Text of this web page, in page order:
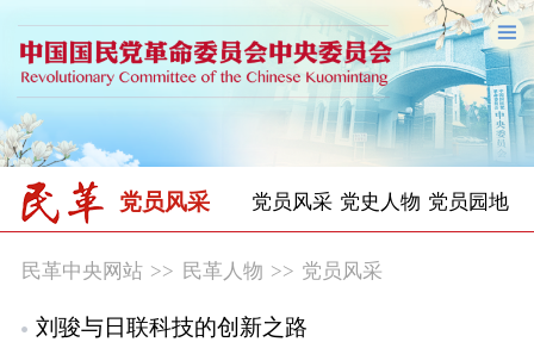
党员风采 党员风采 党史人物 党员园地
民革中央网站 >> 民革人物 >> 党员风采
刘骏与日联科技的创新之路